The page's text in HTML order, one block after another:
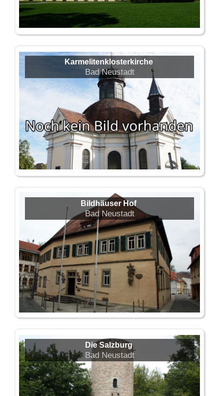
Karmelitenklosterkirche
Bad Neustadt
Bildhäuser Hof
Bad Neustadt
Die Salzburg
Bad Neustadt